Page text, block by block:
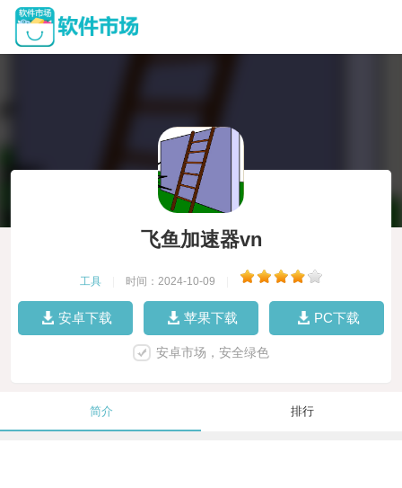
飞鱼加速器vn
工具 时间：2024-10-09
安卓下载 苹果下载 PC下载
安卓市场，安全绿色
简介 排行